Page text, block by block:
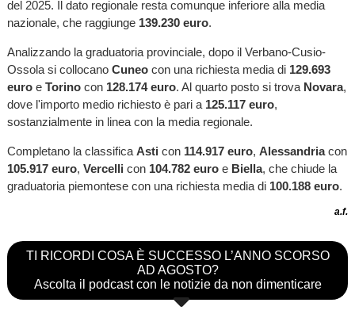
del 2025. Il dato regionale resta comunque inferiore alla media
nazionale, che raggiunge 139.230 euro.
Analizzando la graduatoria provinciale, dopo il Verbano-Cusio-
Ossola si collocano Cuneocon una richiesta media di 129.693
euroe Torinocon 128.174 euro. Al quarto posto si trova Novara,
dove l'importo medio richiesto è pari a 125.117 euro,
sostanzialmente in linea con la media regionale.
Completano la classifica Asti con 114.917 euro, Alessandriacon
105.917 euro, Vercelli con 104.782 euroe Biella, che chiude la
graduatoria piemontese con una richiesta media di 100.188 euro.
a.f.
TI RICORDI COSA È SUCCESSO L’ANNO SCORSO
AD AGOSTO?
Ascolta il podcast con le notizie da non dimenticare